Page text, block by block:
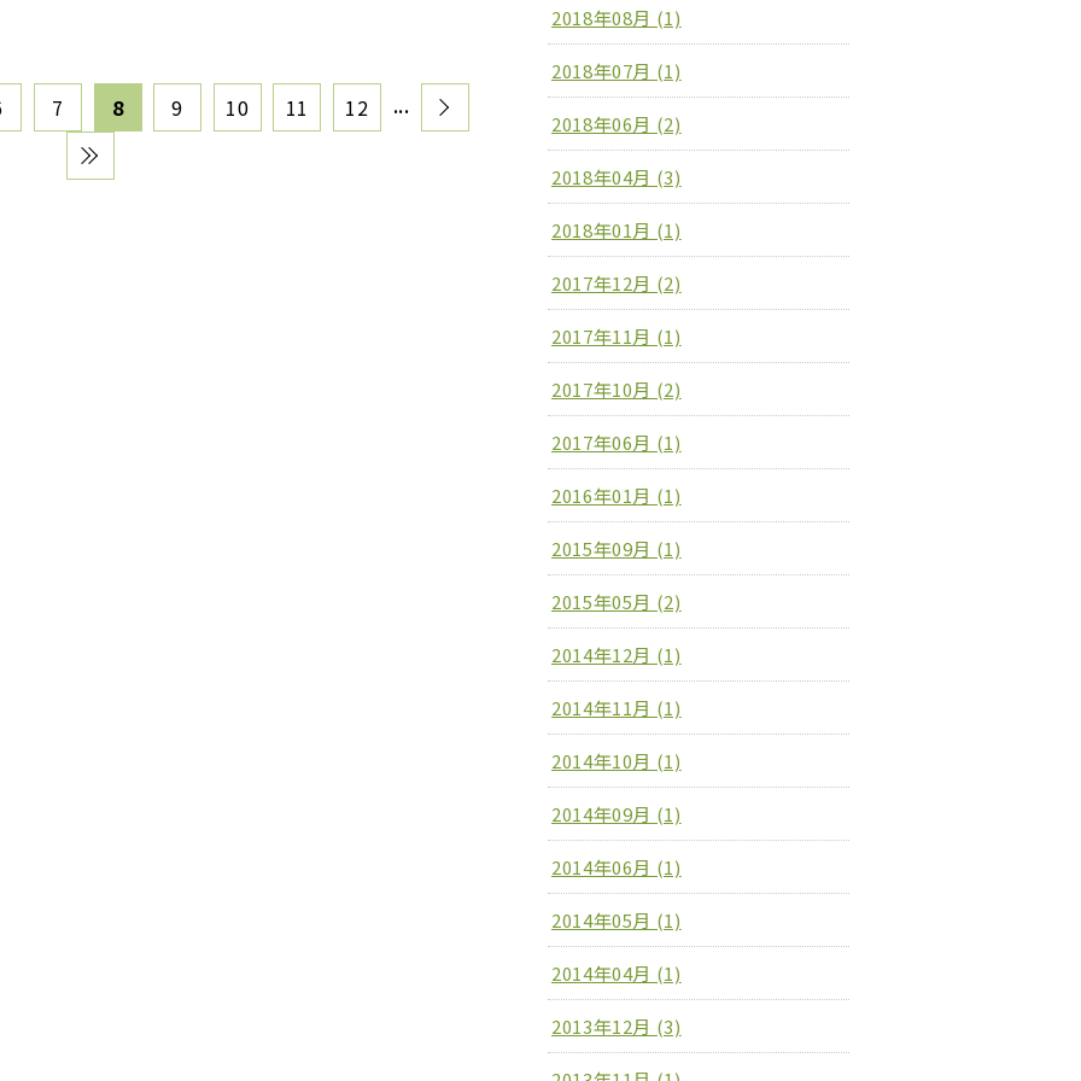
7 8 9 10 11 12 ...
2018年08月 (1)
2018年07月 (1)
2018年06月 (2)
2018年04月 (3)
2018年01月 (1)
2017年12月 (2)
2017年11月 (1)
2017年10月 (2)
2017年06月 (1)
2016年01月 (1)
2015年09月 (1)
2015年05月 (2)
2014年12月 (1)
2014年11月 (1)
2014年10月 (1)
2014年09月 (1)
2014年06月 (1)
2014年05月 (1)
2014年04月 (1)
2013年12月 (3)